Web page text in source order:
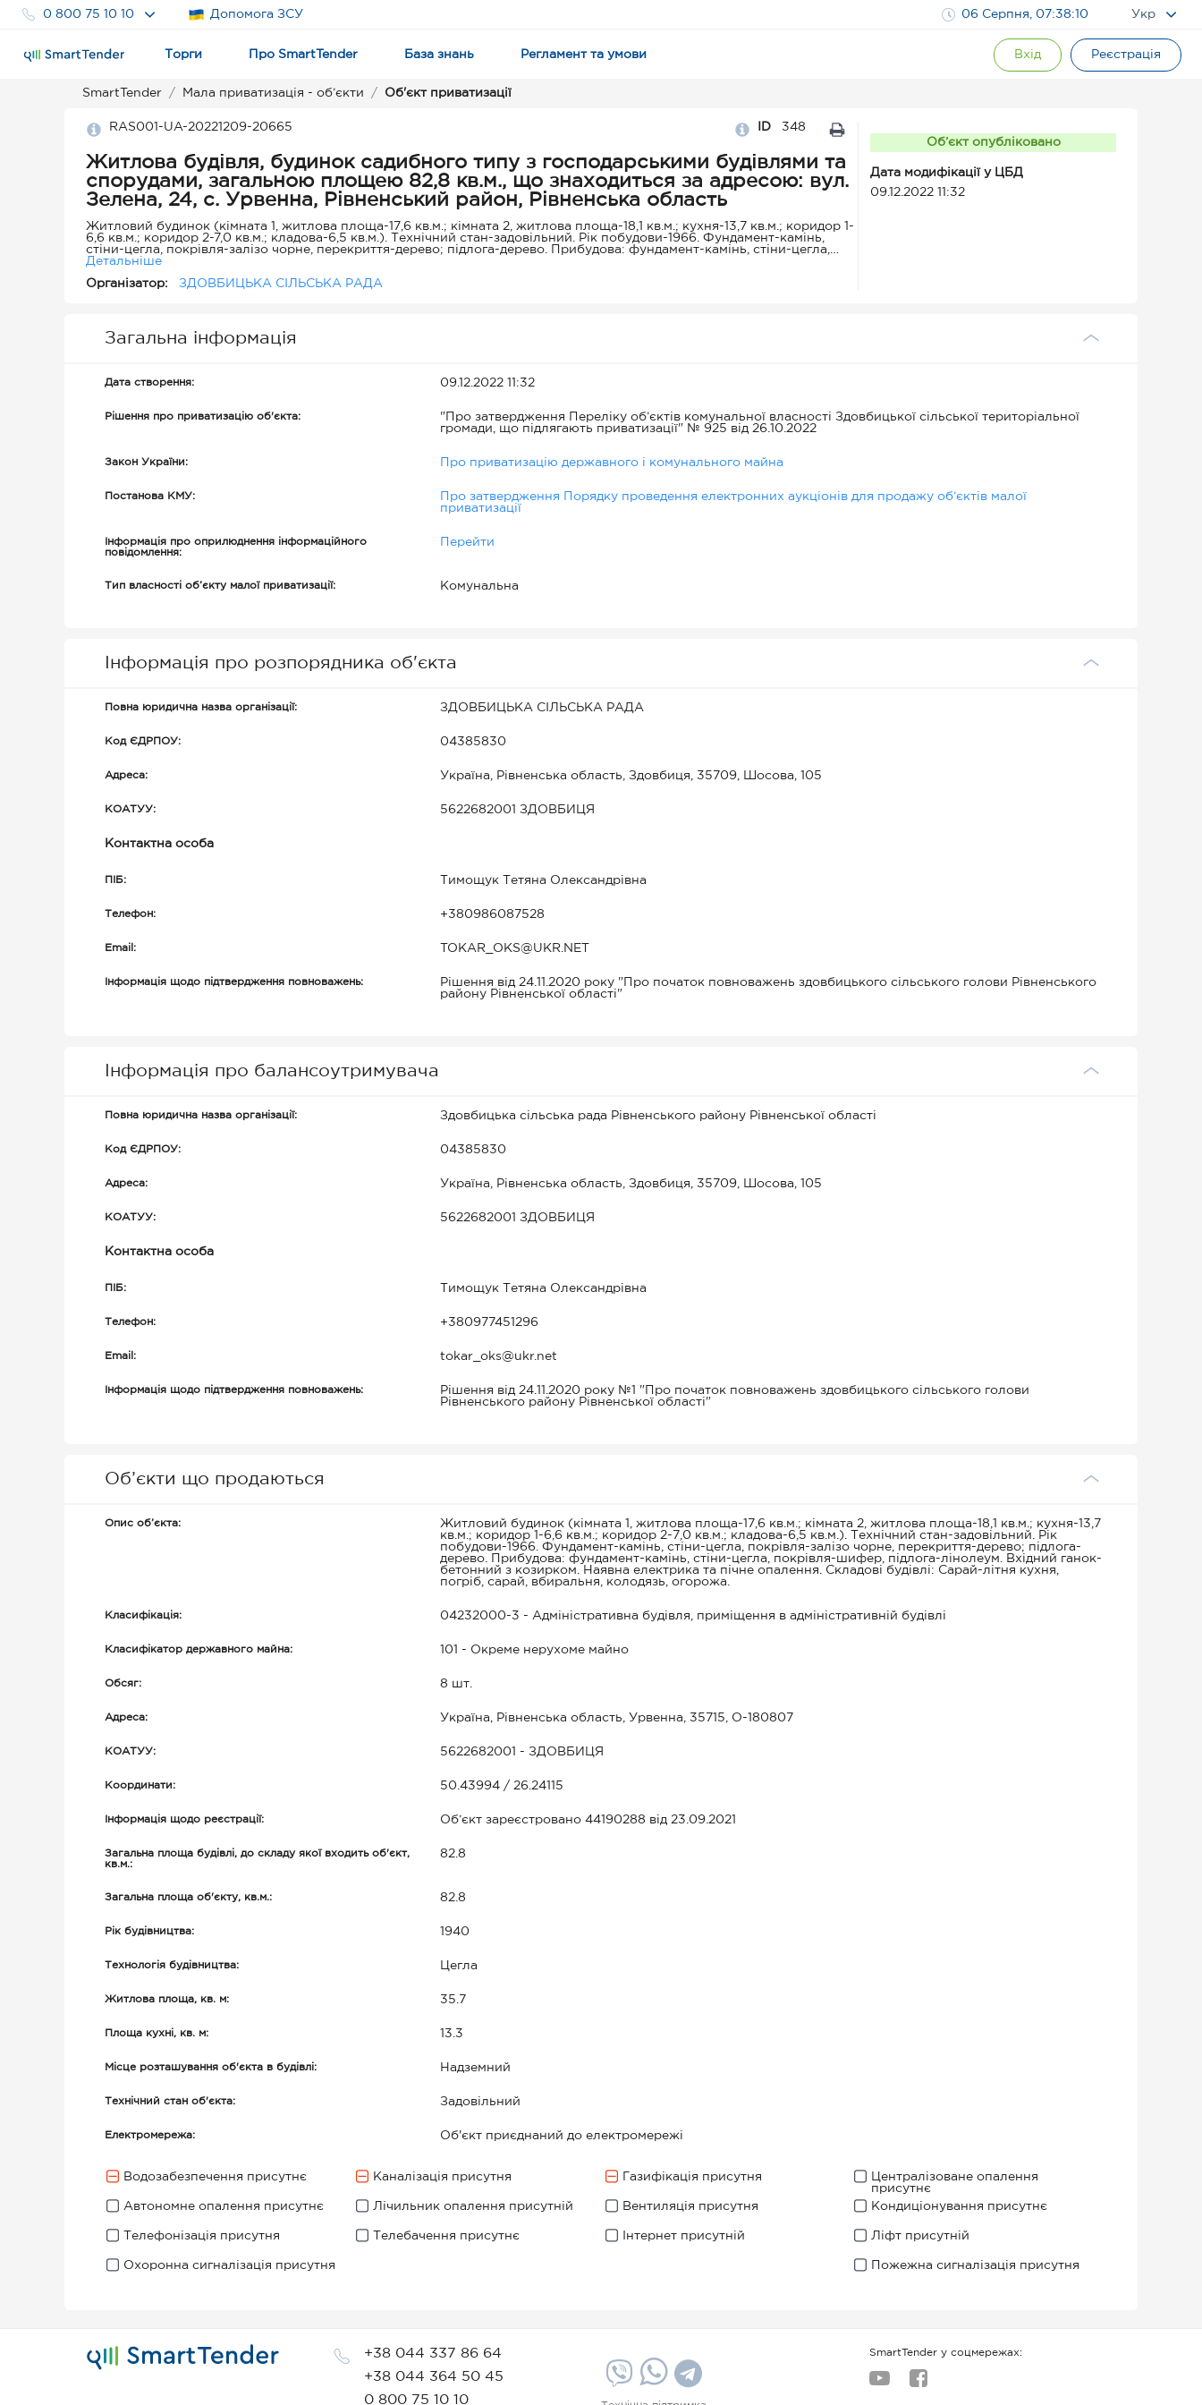
0 800 75 10 10 Допомога ЗСУ 06 Серпня, 07:38:11 Укр
Торги Про SmartTender База знань Регламент та умови Вхід Реєстрація
SmartTender Мала приватизація - об’єкти Об'єкт приватизації
RAS001-UA-20221209-20665 ID 348
Житлова будівля, будинок садибного типу з господарськими будівлями та
спорудами, загальною площею 82,8 кв.м., що знаходиться за адресою: вул.
Зелена, 24, с. Урвенна, Рівненський район, Рівненська область
Житловий будинок (кімната 1, житлова площа-17,6 кв.м.; кімната 2, житлова площа-18,1 кв.м.; кухня-13,7 кв.м.; коридор 1-
6,6 кв.м.; коридор 2-7,0 кв.м.; кладова-6,5 кв.м.). Технічний стан-задовільний. Рік побудови-1966. Фундамент-камінь,
стіни-цегла, покрівля-залізо чорне, перекриття-дерево; підлога-дерево. Прибудова: фундамент-камінь, стіни-цегла,
покрівля-шифер, підлога-лінолеум. Вхідний ганок-бетонний з козирком. Наявна електрика та пічне опалення. Складові
Детальніше
Організатор: ЗДОВБИЦЬКА СІЛЬСЬКА РАДА
Об’єкт опубліковано
Дата модифікації у ЦБД
09.12.2022 11:32
Загальна інформація
Дата створення: 09.12.2022 11:32
Рішення про приватизацію об'єкта:
"Про затвердження Переліку об’єктів комунальної власності Здовбицької сільської територіальної
громади, що підлягають приватизації" № 925 від 26.10.2022
Закон України: Про приватизацію державного і комунального майна
Постанова КМУ:
Про затвердження Порядку проведення електронних аукціонів для продажу об’єктів малої
приватизації
Інформація про оприлюднення інформаційного
повідомлення:
Перейти
Тип власності об’єкту малої приватизації: Комунальна
Інформація про розпорядника об'єкта
Повна юридична назва організації: ЗДОВБИЦЬКА СІЛЬСЬКА РАДА
Код ЄДРПОУ: 04385830
Адреса: Україна, Рівненська область, Здовбиця, 35709, Шосова, 105
КОАТУУ: 5622682001 ЗДОВБИЦЯ
Контактна особа
ПІБ: Тимощук Тетяна Олександрівна
Телефон: +380986087528
Email: TOKAR_OKS@UKR.NET
Інформація щодо підтвердження повноважень:
Рішення від 24.11.2020 року "Про початок повноважень здовбицького сільського голови Рівненського
району Рівненської області"
Інформація про балансоутримувача
Повна юридична назва організації: Здовбицька сільська рада Рівненського району Рівненської області
Код ЄДРПОУ: 04385830
Адреса: Україна, Рівненська область, Здовбиця, 35709, Шосова, 105
КОАТУУ: 5622682001 ЗДОВБИЦЯ
Контактна особа
ПІБ: Тимощук Тетяна Олександрівна
Телефон: +380977451296
Email: tokar_oks@ukr.net
Інформація щодо підтвердження повноважень:
Рішення від 24.11.2020 року №1 "Про початок повноважень здовбицького сільського голови
Рівненського району Рівненської області"
Об’єкти що продаються
Опис об’єкта:
Житловий будинок (кімната 1, житлова площа-17,6 кв.м.; кімната 2, житлова площа-18,1 кв.м.; кухня-13,7
кв.м.; коридор 1-6,6 кв.м.; коридор 2-7,0 кв.м.; кладова-6,5 кв.м.). Технічний стан-задовільний. Рік
побудови-1966. Фундамент-камінь, стіни-цегла, покрівля-залізо чорне, перекриття-дерево; підлога-
дерево. Прибудова: фундамент-камінь, стіни-цегла, покрівля-шифер, підлога-лінолеум. Вхідний ганок-
бетонний з козирком. Наявна електрика та пічне опалення. Складові будівлі: Сарай-літня кухня,
погріб, сарай, вбиральня, колодязь, огорожа.
Класифікація: 04232000-3 - Адміністративна будівля, приміщення в адміністративній будівлі
Класифікатор державного майна: 101 - Окреме нерухоме майно
Обсяг: 8 шт.
Адреса: Україна, Рівненська область, Урвенна, 35715, О-180807
КОАТУУ: 5622682001 - ЗДОВБИЦЯ
Координати: 50.43994 / 26.24115
Інформація щодо реєстрації: Об’єкт зареєстровано 44190288 від 23.09.2021
Загальна площа будівлі, до складу якої входить об'єкт,
кв.м.:
82.8
Загальна площа об'єкту, кв.м.: 82.8
Рік будівництва: 1940
Технологія будівництва: Цегла
Житлова площа, кв. м: 35.7
Площа кухні, кв. м: 13.3
Місце розташування об'єкта в будівлі: Надземний
Технічний стан об'єкта: Задовільний
Електромережа: Об'єкт приєднаний до електромережі
Водозабезпечення присутнє Каналізація присутня Газифікація присутня
Централізоване опалення
присутнє
Автономне опалення присутнє
Лічильник опалення присутній Вентиляція присутня Кондиціонування присутнє
Телефонізація присутня Телебачення присутнє Інтернет присутній Ліфт присутній
Охоронна сигналізація присутня Пожежна сигналізація присутня
+38 044 337 86 64
+38 044 364 50 45
0 800 75 10 10
SmartTender у соцмережах: